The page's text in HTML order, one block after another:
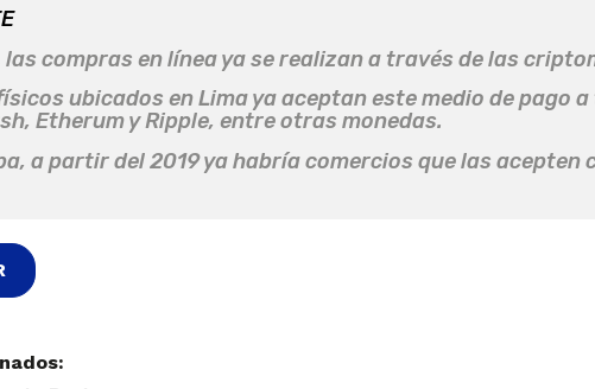
las compras en línea ya se realizan a través de las
ubicados en Lima ya aceptan este medio de pago
Etherum y Ripple, entre otras monedas.
a partir del 2019 ya habría comercios que las acepten